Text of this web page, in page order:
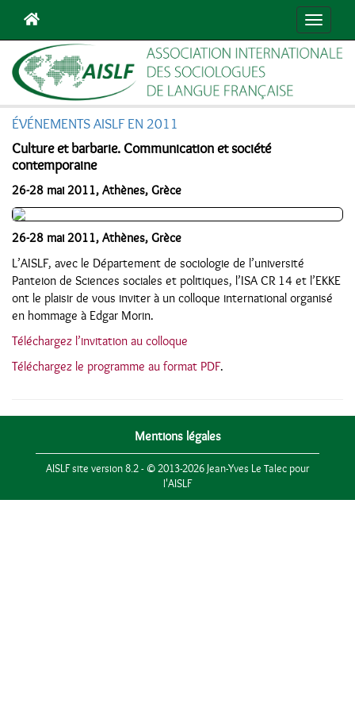
ÉVÉNEMENTS AISLF EN 2011
Culture et barbarie. Communication et société
contemporaine
26-28 mai 2011, Athènes, Grèce
26-28 mai 2011, Athènes, Grèce
L’AISLF, avec le Département de sociologie de l’université
Panteion de Sciences sociales et politiques, l’ISA CR 14 et l’EKKE
ont le plaisir de vous inviter à un colloque international organisé
en hommage à Edgar Morin.
Téléchargez l’invitation au colloque
Téléchargez le programme au format PDF.
Mentions légales
AISLF site version 8.2 - © 2013-2026 Jean-Yves Le Talec pour
l'AISLF